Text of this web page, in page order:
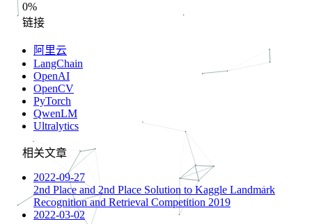
0%
链接
阿里云
LangChain
OpenAI
OpenCV
PyTorch
QwenLM
Ultralytics
相关文章
2022-09-27
2nd Place and 2nd Place Solution to Kaggle Landmark
Recognition and Retrieval Competition 2019
2022-03-02